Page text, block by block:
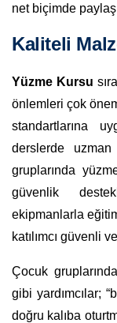
net biçimde
Kaliteli
Yüzme Kursu
önlemleri çok
standartlarına
derslerde uzman
gruplarında
güvenlik
ekipmanlarla
katılımcı güvenli
Çocuk
gibi yardımcılar;
doğru kalıba